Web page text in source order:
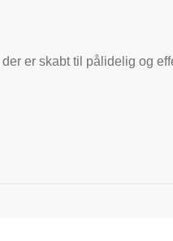
er skabt til pålidelig og